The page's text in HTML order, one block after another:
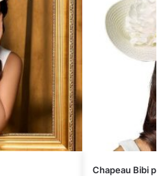
Chapeau Bibi